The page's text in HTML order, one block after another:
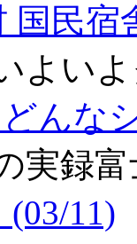
国民宿
よい
んな
実録
11)